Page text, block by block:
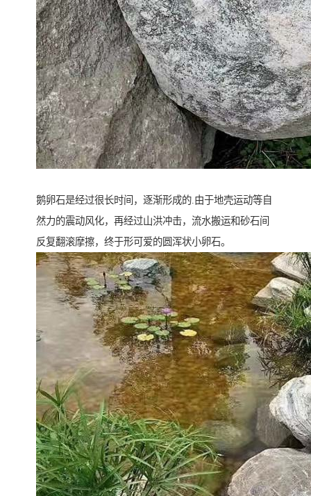
鹅卵石是经过很长时间，逐渐形成的.由于地壳运动等自
然力的震动风化，再经过山洪冲击，流水搬运和砂石间
反复翻滚摩擦，终于形可爱的圆浑状小卵石。